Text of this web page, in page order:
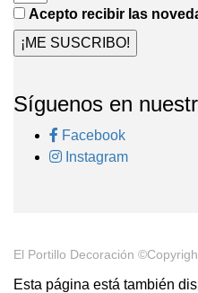
Acepto recibir las
¡ME SUSCRIBO!
Síguenos en
Facebook
Instagram
El Portillo Decoración
Esta página está también